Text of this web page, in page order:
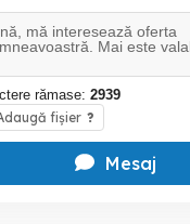
rămase: 2939
fișier ?
Mesaj